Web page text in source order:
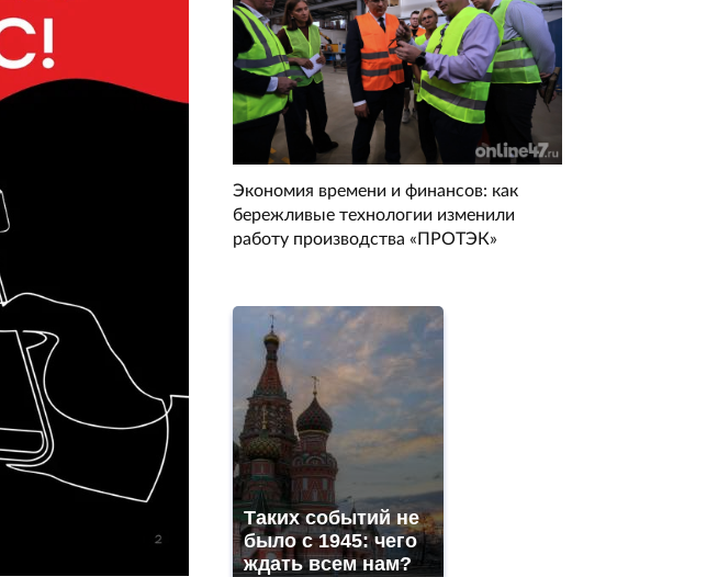
Экономия времени и финансов: как
бережливые технологии изменили
работу производства «ПРОТЭК»
Таких событий не
было с 1945: чего
ждать всем нам?